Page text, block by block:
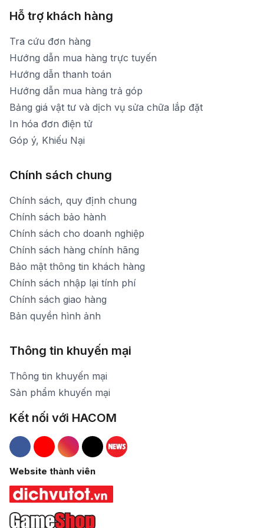
Hỗ trợ khách hàng
Tra cứu đơn hàng
Hướng dẫn mua hàng trực tuyến
Hướng dẫn thanh toán
Hướng dẫn mua hàng trả góp
Bảng giá vật tư và dịch vụ sửa chữa lắp đặt
In hóa đơn điện tử
Góp ý, Khiếu Nại
Chính sách chung
Chính sách, quy định chung
Chính sách bảo hành
Chính sách cho doanh nghiệp
Chính sách hàng chính hãng
Bảo mật thông tin khách hàng
Chính sách nhập lại tính phí
Chính sách giao hàng
Bản quyền hình ảnh
Thông tin khuyến mại
Thông tin khuyến mại
Sản phẩm khuyến mại
Kết nối với HACOM
Hacom Facebook
Hacom YouTube
Hacom Instagram
Hacom TikTok
Website thành viên